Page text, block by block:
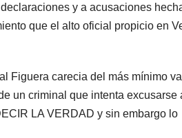
y a acusaciones
que el alto oficial propicio en
Figuera carecia del más mínimo
un criminal que intenta excusarse
LA VERDAD y sin embargo lo